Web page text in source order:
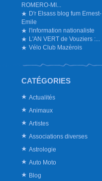
ROMERO-MI...
D'r Elsass blog fum Ernest-
Emile
l'information nationaliste
L'AN VERT de Vouziers :...
Vélo Club Mazèrois
CATÉGORIES
Actualités
Animaux
Artistes
Associations diverses
Astrologie
Auto Moto
Blog